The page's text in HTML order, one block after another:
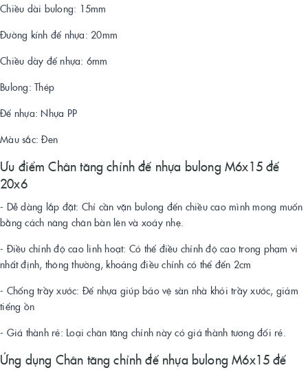
Chiều dài bulong: 15mm
Đường kính đế nhựa: 20mm
Chiều dày đế nhựa: 6mm
Bulong: Thép
Đế nhựa: Nhựa PP
Màu sắc: Đen
Ưu điểm Chân tăng chỉnh đế nhựa bulong M6x15 đế
20x6
- Dễ dàng lắp đặt: Chỉ cần vặn bulong đến chiều cao mình mong muốn
bằng cách nâng chân bàn lên và xoáy nhẹ.
- Điều chỉnh độ cao linh hoạt: Có thể điều chỉnh độ cao trong phạm vi
nhất định, thông thường, khoảng điều chỉnh có thể đến 2cm
- Chống trầy xước: Đế nhựa giúp bảo vệ sàn nhà khỏi trầy xước, giảm
tiếng ồn
- Giá thành rẻ: Loại chân tăng chỉnh này có giá thành tương đối rẻ.
Ứng dụng Chân tăng chỉnh đế nhựa bulong M6x15 đế